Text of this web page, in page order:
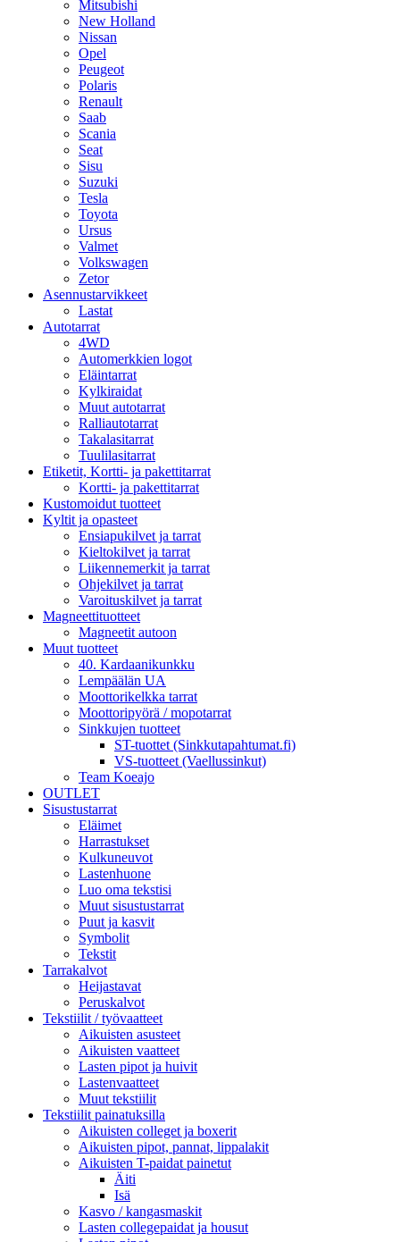
Mitsubishi
New Holland
Nissan
Opel
Peugeot
Polaris
Renault
Saab
Scania
Seat
Sisu
Suzuki
Tesla
Toyota
Ursus
Valmet
Volkswagen
Zetor
Asennustarvikkeet
Lastat
Autotarrat
4WD
Automerkkien logot
Eläintarrat
Kylkiraidat
Muut autotarrat
Ralliautotarrat
Takalasitarrat
Tuulilasitarrat
Etiketit, Kortti- ja pakettitarrat
Kortti- ja pakettitarrat
Kustomoidut tuotteet
Kyltit ja opasteet
Ensiapukilvet ja tarrat
Kieltokilvet ja tarrat
Liikennemerkit ja tarrat
Ohjekilvet ja tarrat
Varoituskilvet ja tarrat
Magneettituotteet
Magneetit autoon
Muut tuotteet
40. Kardaanikunkku
Lempäälän UA
Moottorikelkka tarrat
Moottoripyörä / mopotarrat
Sinkkujen tuotteet
ST-tuottet (Sinkkutapahtumat.fi)
VS-tuotteet (Vaellussinkut)
Team Koeajo
OUTLET
Sisustustarrat
Eläimet
Harrastukset
Kulkuneuvot
Lastenhuone
Luo oma tekstisi
Muut sisustustarrat
Puut ja kasvit
Symbolit
Tekstit
Tarrakalvot
Heijastavat
Peruskalvot
Tekstiilit / työvaatteet
Aikuisten asusteet
Aikuisten vaatteet
Lasten pipot ja huivit
Lastenvaatteet
Muut tekstiilit
Tekstiilit painatuksilla
Aikuisten colleget ja boxerit
Aikuisten pipot, pannat, lippalakit
Aikuisten T-paidat painetut
Äiti
Isä
Kasvo / kangasmaskit
Lasten collegepaidat ja housut